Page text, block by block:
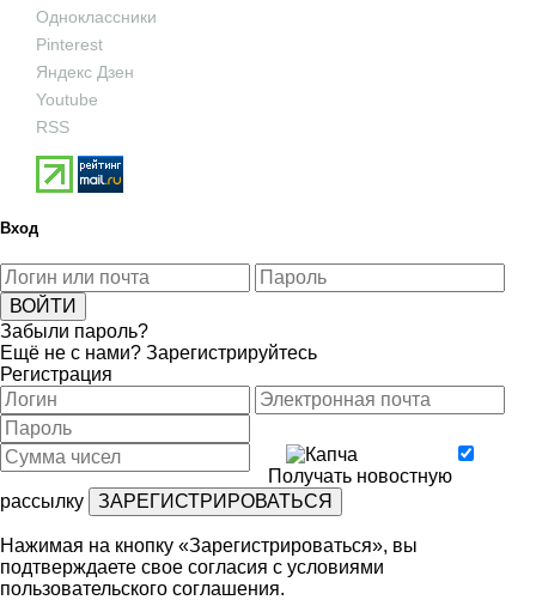
Одноклассники
Pinterest
Яндекс Дзен
Youtube
RSS
Вход
Забыли пароль?
Ещё не с нами? Зарегистрируйтесь
Регистрация
Получать новостную
рассылку
Нажимая на кнопку «Зарегистрироваться», вы
подтверждаете свое согласия с условиями
пользовательского соглашения.